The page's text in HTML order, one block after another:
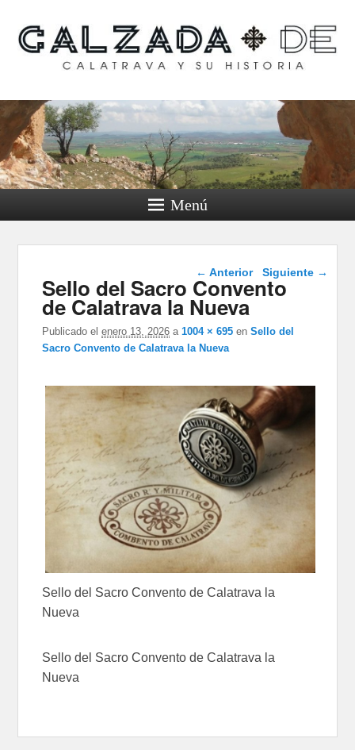
Calzada de Calatrava y
su historia
Menú
Navegador de
imágenes
← Anterior Siguiente →
Sello del Sacro Convento
de Calatrava la Nueva
Publicado el enero 13, 2026 a1004 × 695 enSello del
Sacro Convento de Calatrava la Nueva
Sello del Sacro Convento de Calatrava la
Nueva
Sello del Sacro Convento de Calatrava la
Nueva